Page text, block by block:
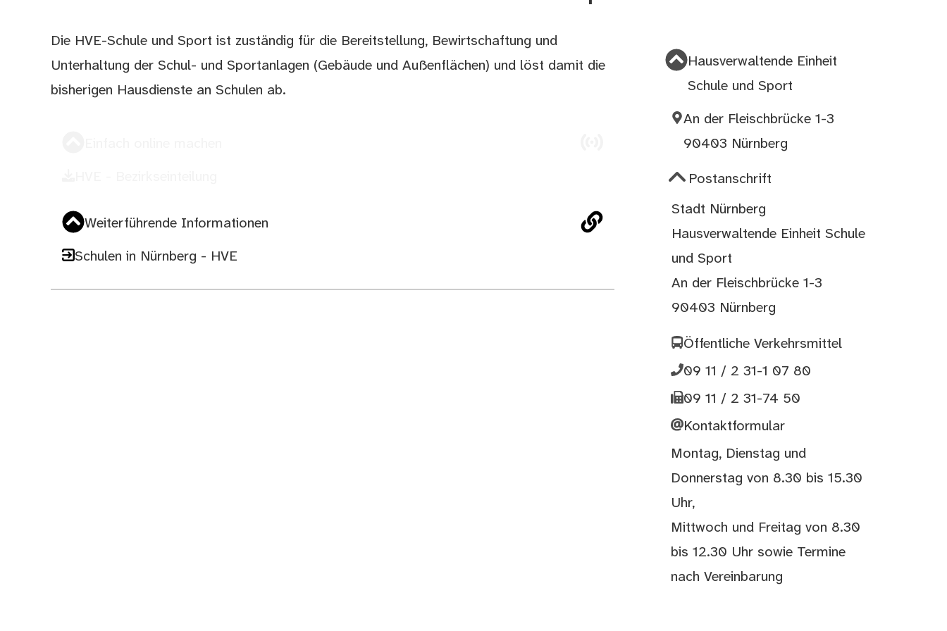
Beschreibung
Die HVE-Schule und Sport ist zuständig für die Bereitstellung, Bewirtschaftung und
Unterhaltung der Schul- und Sportanlagen (Gebäude und Außenflächen) und löst damit die
bisherigen Hausdienste an Schulen ab.
Weiterführende Informationen
Schulen in Nürnberg - HVE
Hausverwaltende Einheit
Schule und Sport
An der Fleischbrücke 1-3
90403 Nürnberg
Postanschrift
Stadt Nürnberg
Hausverwaltende Einheit Schule
und Sport
An der Fleischbrücke 1-3
90403 Nürnberg
Öffentliche Verkehrsmittel
09 11 / 2 31-1 07 80
09 11 / 2 31-74 50
Kontaktformular
Montag, Dienstag und
Donnerstag von 8.30 bis 15.30
Uhr,
Mittwoch und Freitag von 8.30
bis 12.30 Uhr sowie Termine
nach Vereinbarung